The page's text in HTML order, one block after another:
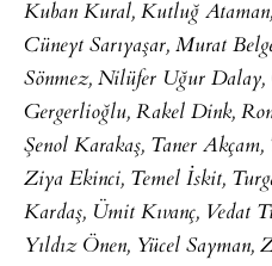
Kuban Kural, Kutluğ
Cüneyt Sarıyaşar, Murat
Sönmez, Nilüfer Uğur
Gergerlioğlu, Rakel Dink,
Şenol Karakaş, Taner
Ziya Ekinci, Temel İskit,
Kardaş, Ümit Kıvanç, Vedat
Yıldız Önen, Yücel Sayman,